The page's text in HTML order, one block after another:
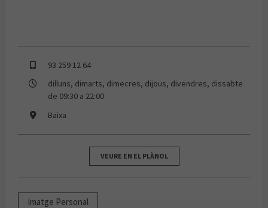
93 259 12 64
dilluns, dimarts, dimecres, dijous, divendres, dissabte
de 09:30 a 22:00
Baixa
VEURE EN EL PLÀNOL
Imatge Personal